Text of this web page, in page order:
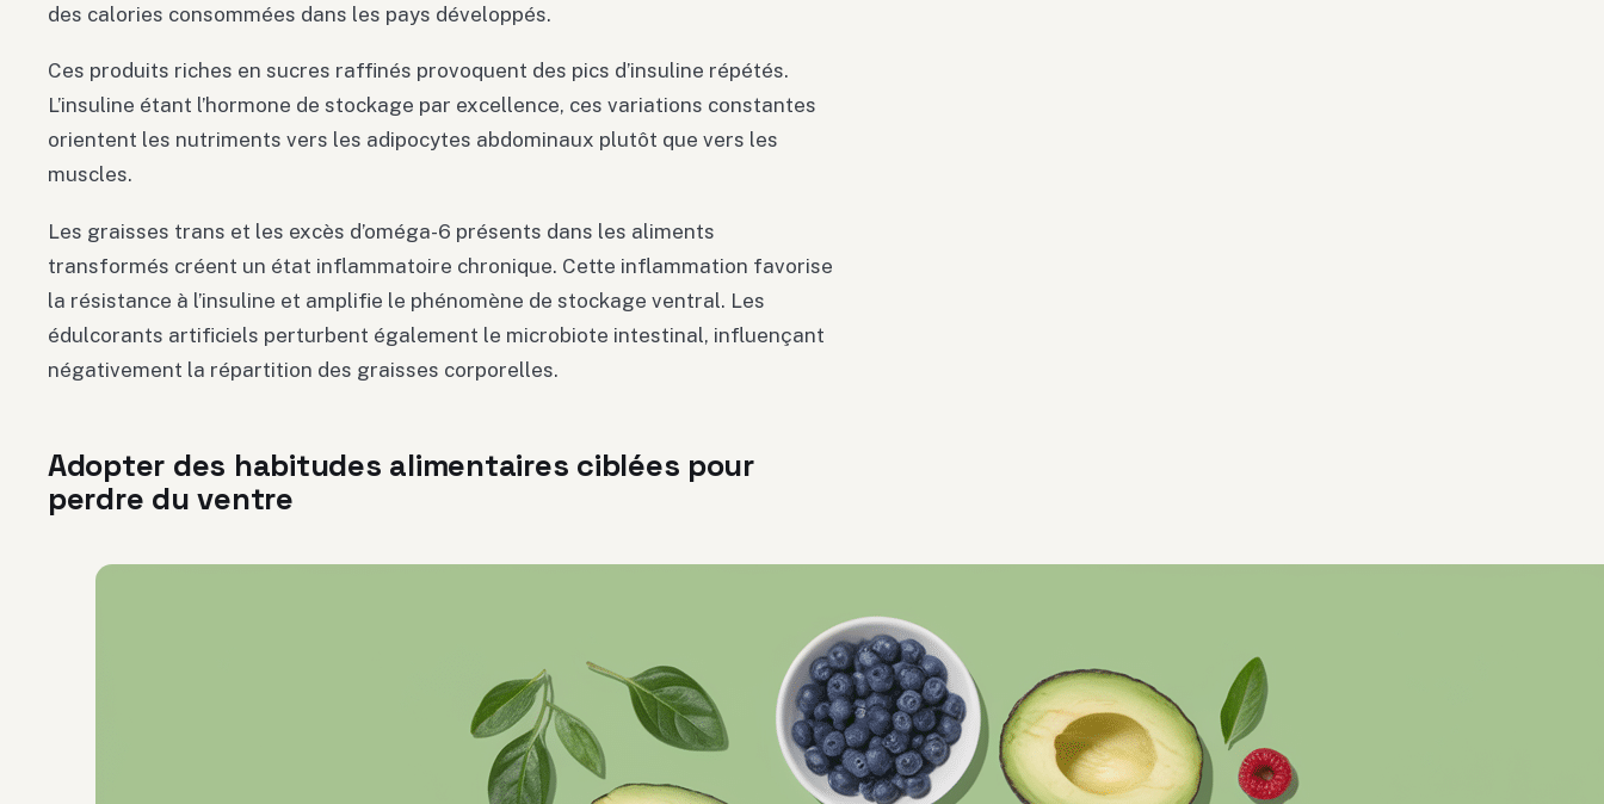
des calories consommées dans les pays développés.
Ces produits riches en sucres raffinés provoquent des pics d’insuline répétés.
L’insuline étant l’hormone de stockage par excellence, ces variations constantes
orientent les nutriments vers les adipocytes abdominaux plutôt que vers les
muscles.
Les graisses trans et les excès d’oméga-6 présents dans les aliments
transformés créent un état inflammatoire chronique. Cette inflammation favorise
la résistance à l’insuline et amplifie le phénomène de stockage ventral. Les
édulcorants artificiels perturbent également le microbiote intestinal, influençant
négativement la répartition des graisses corporelles.
Adopter des habitudes alimentaires ciblées pour
perdre du ventre